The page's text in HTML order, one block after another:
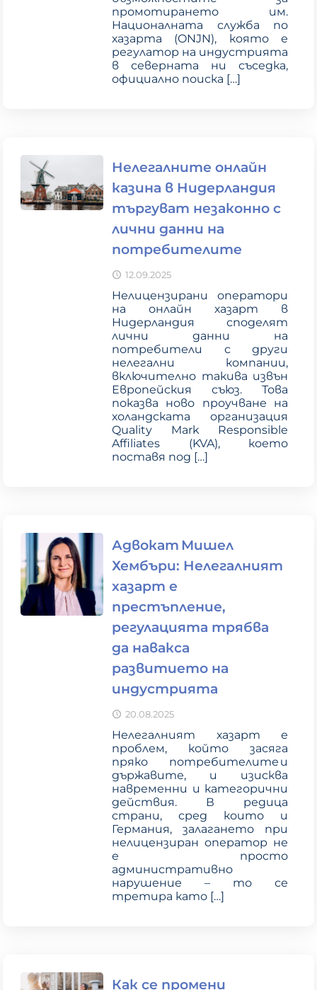
промотирането им.
Националната служба по
хазарта (ONJN), която е
регулатор на индустрията
в северната ни съседка,
официално поиска […]
Нелегалните онлайн
казина в Нидерландия
търгуват незаконно с
лични данни на
потребителите
12.09.2025
Нелицензирани оператори
на онлайн хазарт в
Нидерландия споделят
лични данни на
потребители с други
нелегални компании,
включително такива извън
Европейския съюз. Това
показва ново проучване на
холандската организация
Quality Mark Responsible
Affiliates (KVA), което
поставя под […]
Адвокат Мишел
Хембъри: Нелегалният
хазарт е
престъпление,
регулацията трябва
да навакса
развитието на
индустрията
20.08.2025
Нелегалният хазарт е
проблем, който засяга
пряко потребителите и
държавите, и изисква
навременни и категорични
действия. В редица
страни, сред които и
Германия, залагането при
нелицензиран оператор не
е просто
административно
нарушение – то се
третира като […]
Как се промени